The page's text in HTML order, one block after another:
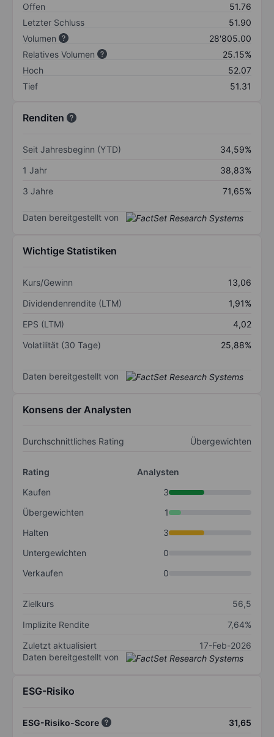
Offen
51.76
Letzter Schluss
51.90
Volumen
28'805.00
Relatives Volumen
25.15%
Hoch
52.07
Tief
51.31
Renditen
Seit Jahresbeginn (YTD)
34,59%
1 Jahr
38,83%
3 Jahre
71,65%
Daten bereitgestellt von
Wichtige Statistiken
Kurs/Gewinn
13,06
Dividendenrendite (LTM)
1,91%
EPS (LTM)
4,02
Volatilität (30 Tage)
25,88%
Daten bereitgestellt von
Konsens der Analysten
Durchschnittliches Rating Übergewichten
Rating
Analysten
Kaufen
3
Übergewichten
1
Halten
3
Untergewichten
0
Verkaufen
0
Zielkurs
56,5
Implizite Rendite
7,64%
Zuletzt aktualisiert
17-Feb-2026
Daten bereitgestellt von
ESG-Risiko
ESG-Risiko-Score
31,65